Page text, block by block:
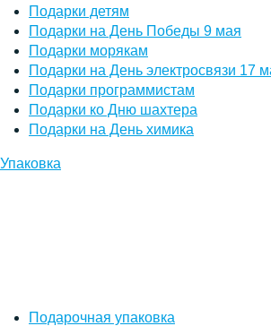
Подарки детям
Подарки на День Победы 9 мая
Подарки морякам
Подарки на День электросвязи 17
Подарки программистам
Подарки ко Дню шахтера
Подарки на День химика
Упаковка
Подарочная упаковка